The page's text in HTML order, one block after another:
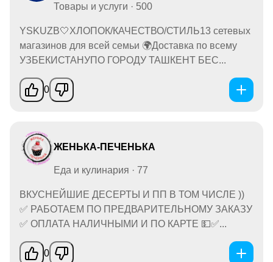
Товары и услуги · 500
YSKUZB🤍ХЛОПОК/КАЧЕСТВО/СТИЛЬ13 сетевых
магазинов для всей семьи 🌍Доставка по всему
УЗБЕКИСТАНУПО ГОРОДУ ТАШКЕНТ БЕС...
0
ЖЕНЬКА-ПЕЧЕНЬКА
Еда и кулинария · 77
ВКУСНЕЙШИЕ ДЕСЕРТЫ И ПП В ТОМ ЧИСЛЕ ))
✅ РАБОТАЕМ ПО ПРЕДВАРИТЕЛЬНОМУ ЗАКАЗУ
✅ ОПЛАТА НАЛИЧНЫМИ И ПО КАРТЕ 💵✅...
0